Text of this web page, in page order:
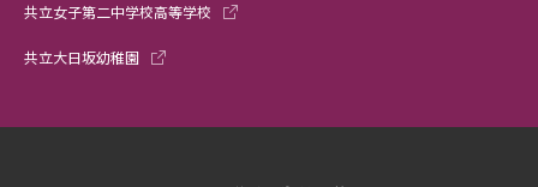
共立女子第二中学校高等学校
共立大日坂幼稚園